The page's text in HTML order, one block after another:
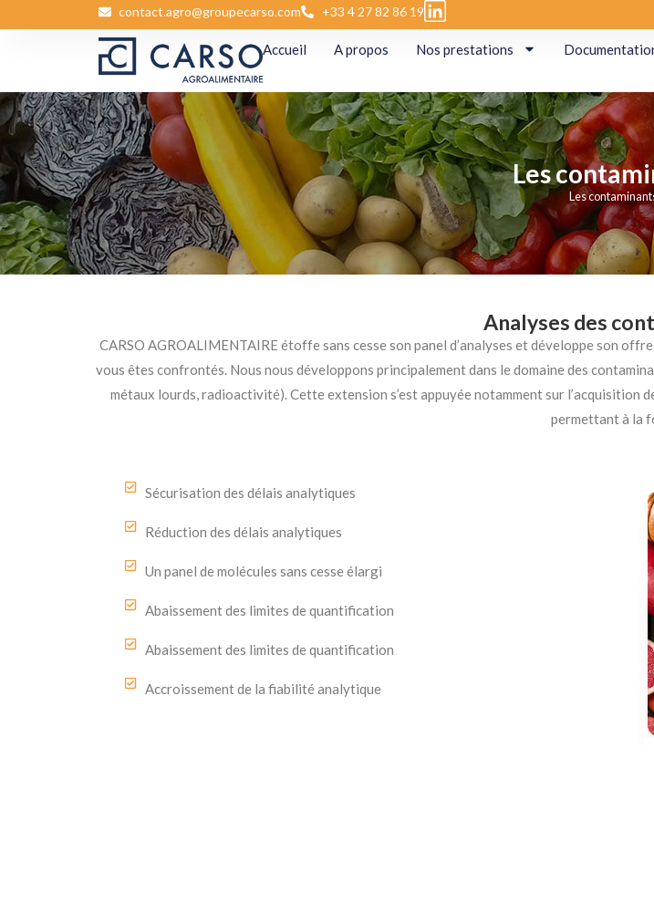
contact.agro@groupecarso.com +33 4 27 82 86 19
Accueil A propos Nos prestations
Les
Les
Analyses des
CARSO AGROALIMENTAIRE étoffe sans cesse son panel d’analyses et développe son
vous êtes confrontés. Nous nous développons principalement dans le domaine des
métaux lourds, radioactivité). Cette extension s’est appuyée notamment sur l’acquisition
permettant à la
Sécurisation des délais analytiques
Réduction des délais analytiques
Un panel de molécules sans cesse élargi
Abaissement des limites de quantification
Abaissement des limites de quantification
Accroissement de la fiabilité analytique